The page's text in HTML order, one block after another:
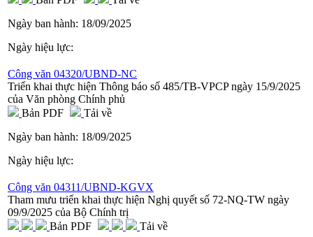
Ngày ban hành: 18/09/2025
Ngày hiệu lực:
Công văn 04320/UBND-NC
Triển khai thực hiện Thông báo số 485/TB-VPCP ngày 15/9/2025
của Văn phòng Chính phủ
Bản PDF
Tải về
Ngày ban hành: 18/09/2025
Ngày hiệu lực:
Công văn 04311/UBND-KGVX
Tham mưu triển khai thực hiện Nghị quyết số 72-NQ-TW ngày
09/9/2025 của Bộ Chính trị
Bản PDF
Tải về